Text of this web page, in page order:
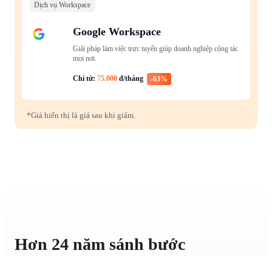
Dịch vụ Workspace
Google Workspace
Giải pháp làm việc trực tuyến giúp doanh nghiệp cộng tác
mọi nơi.
Chỉ từ: 75.000 đ/tháng -63%
*Giá hiển thị là giá sau khi giảm.
Hơn 24 năm sánh bước